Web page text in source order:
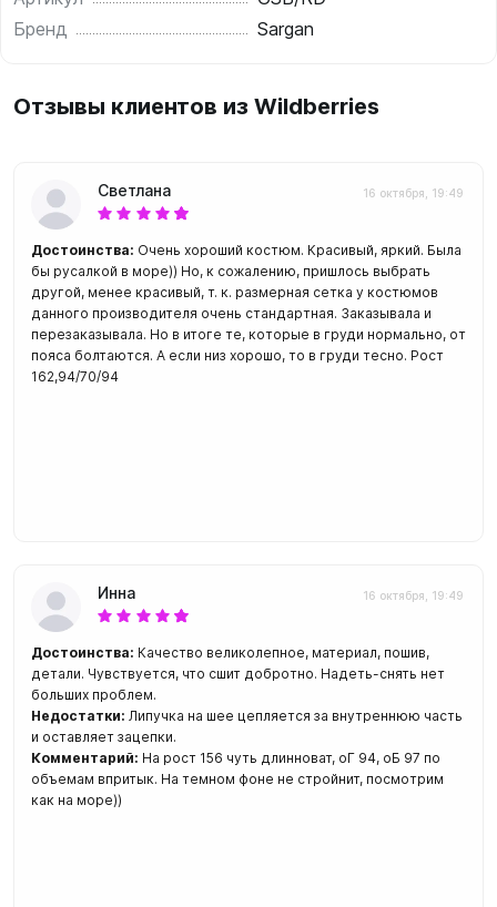
Бренд
Sargan
Отзывы клиентов из Wildberries
Светлана 16 октября, 19:49
Достоинства: Очень хороший костюм. Красивый, яркий. Была
бы русалкой в море)) Но, к сожалению, пришлось выбрать
другой, менее красивый, т. к. размерная сетка у костюмов
данного производителя очень стандартная. Заказывала и
перезаказывала. Но в итоге те, которые в груди нормально, от
пояса болтаются. А если низ хорошо, то в груди тесно. Рост
162,94/70/94
Инна 16 октября, 19:49
Достоинства: Качество великолепное, материал, пошив,
детали. Чувствуется, что сшит добротно. Надеть-снять нет
больших проблем.
Недостатки: Липучка на шее цепляется за внутреннюю часть
и оставляет зацепки.
Комментарий: На рост 156 чуть длинноват, оГ 94, оБ 97 по
объемам впритык. На темном фоне не стройнит, посмотрим
как на море))